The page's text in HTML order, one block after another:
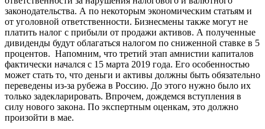
законодательства. А по некоторым экономическим статьям и
от уголовной ответственности. Бизнесмены также могут не
платить налог с прибыли от продажи активов. А полученные
дивиденды будут облагаться налогом по сниженной ставке в 5
процентов. Напомним, что третий этап амнистии капиталов
фактически начался с 15 марта 2019 года. Его особенностью
может стать то, что деньги и активы должны быть обязательно
переведены из-за рубежа в Россию. До этого нужно было их
только задекларировать. Впрочем, дождемся вступления в
силу нового закона. По экспертным оценкам, это должно
произойти в мае.